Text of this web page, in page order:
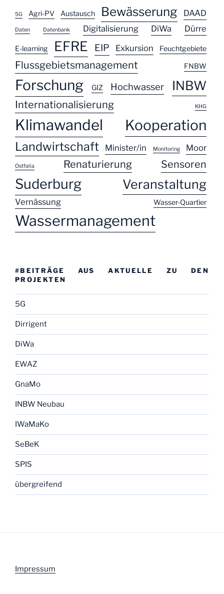
5G Agri-PV Austausch Bewässerung DAAD
Daten Datenbank Digitalisierung DiWa Dürre
E-learning EFRE EIP Exkursion Feuchtgebiete
Flussgebietsmanagement FNBW
Forschung GIZ Hochwasser INBW
Internationalisierung KHG
Klimawandel Kooperation
Landwirtschaft Minister/in Monitoring Moor
Ostfalia Renaturierung Sensoren
Suderburg Veranstaltung
Vernässung Wasser-Quartier
Wassermanagement
#BEITRÄGE AUS AKTUELLE ZU DEN
PROJEKTEN
5G
Dirrigent
DiWa
EWAZ
GnaMo
INBW Neubau
IWaMaKo
SeBeK
SPIS
übergreifend
Impressum